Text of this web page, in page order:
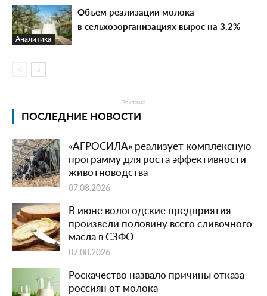
Аналитика
Объем реализации молока
в сельхозорганизациях вырос на 3,2%
- Реклама -
ПОСЛЕДНИЕ НОВОСТИ
«АГРОСИЛА» реализует комплексную
программу для роста эффективности
животноводства
07.08.2026
В июне вологодские предприятия
произвели половину всего сливочного
масла в СЗФО
07.08.2026
Роскачество назвало причины отказа
россиян от молока